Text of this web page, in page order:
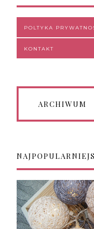
POLTYKA
KONTAKT
ARCHIWUM